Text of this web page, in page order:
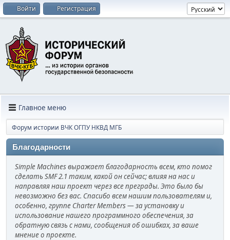
Войти Регистрация
Главное меню
Форум истории ВЧК ОГПУ НКВД МГБ
Благодарности
Simple Machines выражает благодарность всем, кто помог
сделать SMF 2.1 таким, какой он сейчас; влияя на нас и
направляя наш проект через все преграды. Это было бы
невозможно без вас. Спасибо всем нашим пользователям и,
особенно, группе Charter Members — за установку и
использование нашего программного обеспечения, за
обратную связь с нами, сообщения об ошибках, за ваше
мнение о проекте.